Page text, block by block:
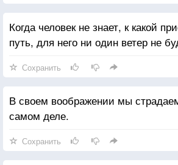
Когда человек не знает, к какой
путь, для него ни один ветер не
Сохранить
В своем воображении мы
самом деле.
Сохранить